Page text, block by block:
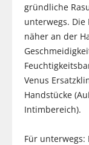
gründliche
unterwegs. Die
näher an der
Venus
Handstücke
Intimbereich).
Für unterwegs: